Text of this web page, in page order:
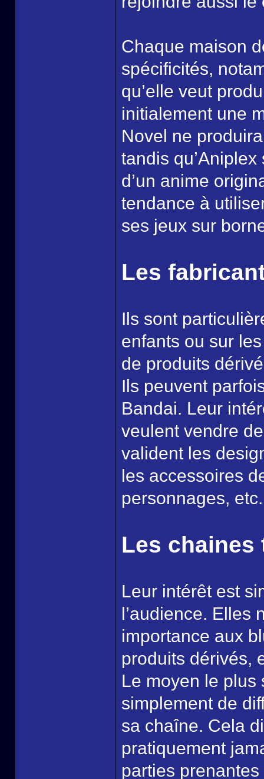
Chaque maison
spécificités,
qu’elle veut
initialement une
Novel ne
tandis
d’un anime
tendance à
ses jeux sur
Les
Ils sont
enfants ou sur
de produits
Ils peuvent
Bandai. Leur
veulent vendre
valident les
les accessoires
personnages, etc.
Les chaines
Leur intérêt est
l’audience. Elles
importance aux
produits dérivés,
Le moyen le plus
simplement de
sa chaîne. Cela
pratiquement
parties